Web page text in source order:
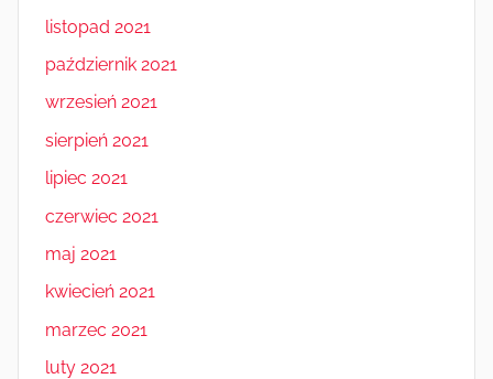
listopad 2021
październik 2021
wrzesień 2021
sierpień 2021
lipiec 2021
czerwiec 2021
maj 2021
kwiecień 2021
marzec 2021
luty 2021